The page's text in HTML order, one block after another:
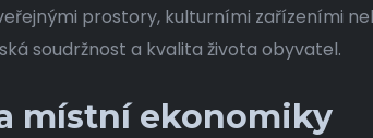
prostory, kulturními zařízeními
soudržnost a kvalita života obyvatel.
místní ekonomiky